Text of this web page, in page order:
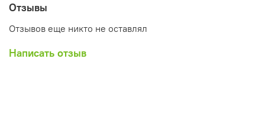
Отзывы
Отзывов еще никто не оставлял
Написать отзыв